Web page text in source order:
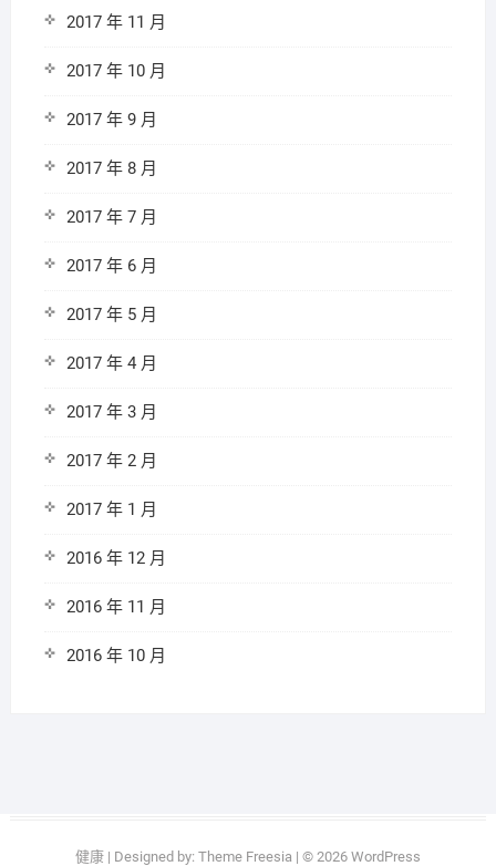
2017 年 11 月
2017 年 10 月
2017 年 9 月
2017 年 8 月
2017 年 7 月
2017 年 6 月
2017 年 5 月
2017 年 4 月
2017 年 3 月
2017 年 2 月
2017 年 1 月
2016 年 12 月
2016 年 11 月
2016 年 10 月
健康| Designed by: Theme Freesia| © 2026 WordPress